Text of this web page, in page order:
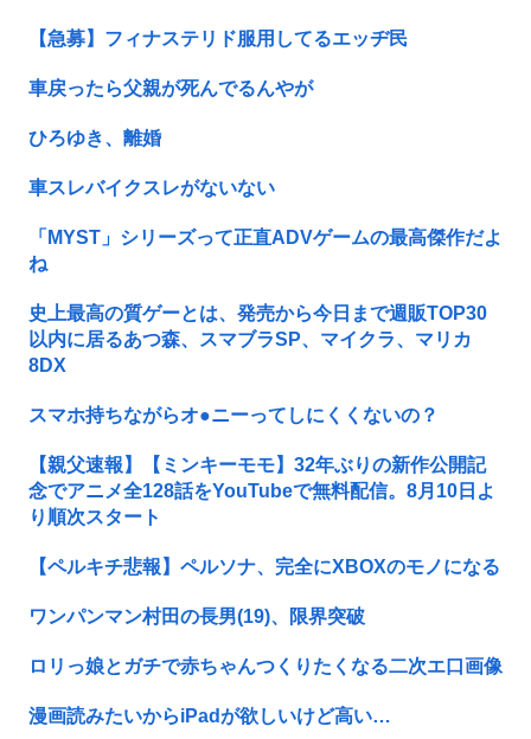
【急募】フィナステリド服用してるエッヂ民
車戻ったら父親が死んでるんやが
ひろゆき、離婚
車スレバイクスレがないない
「MYST」シリーズって正直ADVゲームの最高傑作だよ
ね
史上最高の質ゲーとは、発売から今日まで週販TOP30
以内に居るあつ森、スマブラSP、マイクラ、マリカ
8DX
スマホ持ちながらオ●ニーってしにくくないの？
【親父速報】【ミンキーモモ】32年ぶりの新作公開記
念でアニメ全128話をYouTubeで無料配信。8月10日よ
り順次スタート
【ペルキチ悲報】ペルソナ、完全にXBOXのモノになる
ワンパンマン村田の長男(19)、限界突破
ロリっ娘とガチで赤ちゃんつくりたくなる二次エ口画像
漫画読みたいからiPadが欲しいけど高い…